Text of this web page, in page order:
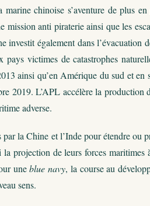
chinoise s’aventure de plus en
mission anti piraterie ainsi que les
également dans l’évacuation
victimes de catastrophes
ainsi qu’en Amérique du sud et en
2019. L’APL accélère la production
adverse.
la Chine et l’Inde pour étendre ou
la projection de leurs forces maritimes
uneblue navy, la course au
sens.